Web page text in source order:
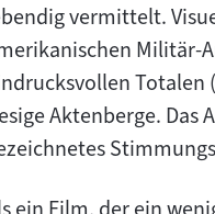
vermittelt.
Militär-
Totalen
Aktenberge.